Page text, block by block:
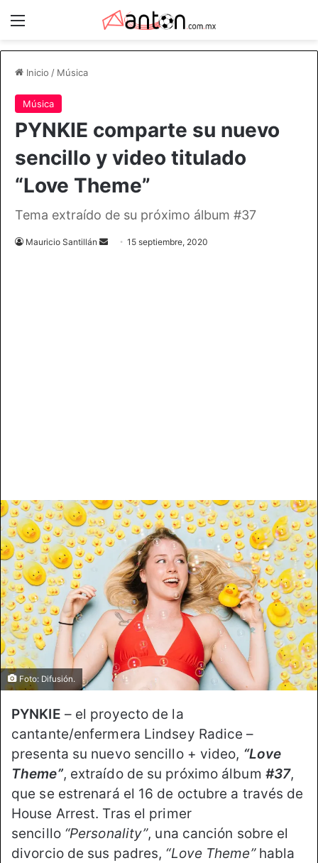
Menú
Inicio / Música
Música
PYNKIE comparte su nuevo
sencillo y video titulado
“Love Theme”
Tema extraído de su próximo álbum #37
Mauricio Santillán
Send15 septiembre, 2020
Foto: Difusión.
PYNKIE – el proyecto de la
cantante/enfermera Lindsey Radice –
presenta su nuevo sencillo + video, “Love
Theme”, extraído de su próximo álbum #37,
que se estrenará el 16 de octubre a través de
House Arrest. Tras el primer
sencillo “Personality”, una canción sobre el
divorcio de sus padres, “Love Theme”habla